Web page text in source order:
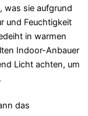
was sie aufgrund
und Feuchtigkeit
in warmen
Indoor-Anbauer
Licht achten, um
das